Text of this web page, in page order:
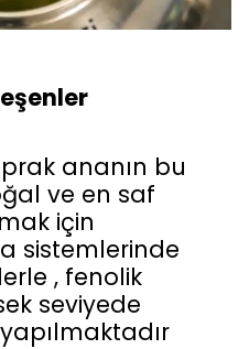
ananın bu
ve en saf
için
sistemlerinde
, fenolik
seviyede